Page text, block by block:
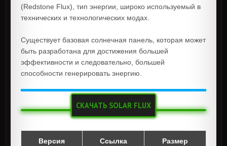
(Redstone Flux), тип энергии, широко используемый в
технических и технологических модах.
Существует базовая солнечная панель, которая может
быть разработана для достижения большей
эффективности и следовательно, большей
способности генерировать энергию.
СКАЧАТЬ SOLAR FLUX
Версия Ссылка Размер